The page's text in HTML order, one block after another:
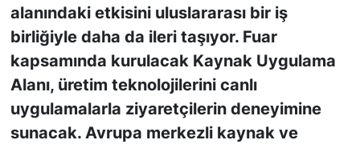
alanındaki etkisini uluslararası bir iş
birliğiyle daha da ileri taşıyor. Fuar
kapsamında kurulacak Kaynak Uygulama
Alanı, üretim teknolojilerini canlı
uygulamalarla ziyaretçilerin deneyimine
sunacak. Avrupa merkezli kaynak ve
BİYOGRAFİLER